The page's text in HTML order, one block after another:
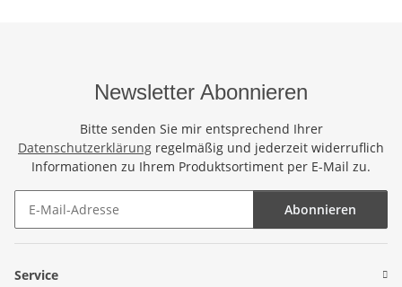
Newsletter Abonnieren
Bitte senden Sie mir entsprechend Ihrer
Datenschutzerklärung regelmäßig und jederzeit widerruflich
Informationen zu Ihrem Produktsortiment per E-Mail zu.
Abonnieren
Service